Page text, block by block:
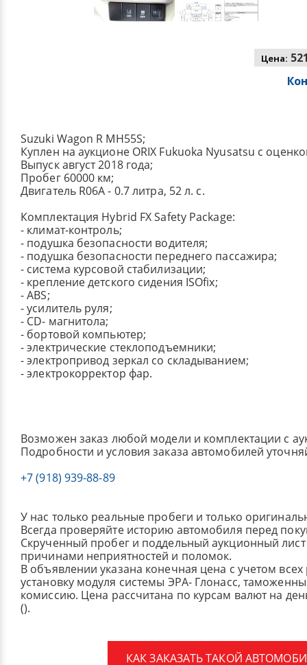
Цена:
Suzuki Wagon R MH55S;
Куплен на аукционе ORIX Fukuoka Nyusatsu с
Выпуск август 2018 года;
Пробег 60000 км;
Двигатель R06A - 0.7 литра, 52 л. с.
Комплектация Hybrid FX Safety Package:
- климат-контроль;
- подушка безопасности водителя;
- подушка безопасности переднего пассажира;
- система курсовой стабилизации;
- крепление детского сидения ISOfix;
- ABS;
- усилитель руля;
- CD- магнитола;
- бортовой компьютер;
- электрические стеклоподъемники;
- электропривод зеркал со складыванием;
- электрокорректор фар.
Возможен заказ любой модели и комплектации с
Подробности и условия заказа автомобилей
+7 (918) 939-88-89
У нас только реальные пробеги и только
Всегда проверяйте историю автомобиля перед
Скрученный пробег и поддельный аукционный лист
причинами неприятностей и поломок.
В объявлении указана конечная цена с учетом
установку модуля системы ЭРА- Глонасс,
комиссию. Цена рассчитана по курсам валют на
().
КАК ЗАКАЗАТЬ ТАКОЙ